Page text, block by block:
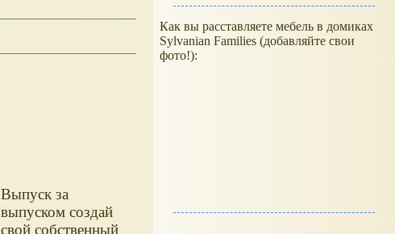
Выпуск за
выпуском создай
свой собственный
Как вы расставляете мебель в домиках
Sylvanian Families (добавляйте свои
фото!):